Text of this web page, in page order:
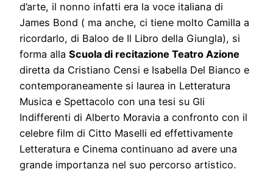
d’arte, il nonno infatti era la voce italiana di
James Bond ( ma anche, ci tiene molto Camilla a
ricordarlo, di Baloo de Il Libro della Giungla), si
forma alla Scuola di recitazione Teatro Azione
diretta da Cristiano Censi e Isabella Del Bianco e
contemporaneamente si laurea in Letteratura
Musica e Spettacolo con una tesi su Gli
Indifferenti di Alberto Moravia a confronto con il
celebre film di Citto Maselli ed effettivamente
Letteratura e Cinema continuano ad avere una
grande importanza nel suo percorso artistico.